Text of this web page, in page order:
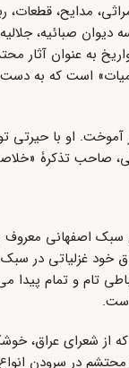
مدایح،
دیوان صبائیه،
به عنوان آثار
است که به
او با حیرتی
صاحب تذکرۀ
سبک اصفهانی
خود غزلیاتی در
تام و تمام
از شعرای عراق،
در سرودن